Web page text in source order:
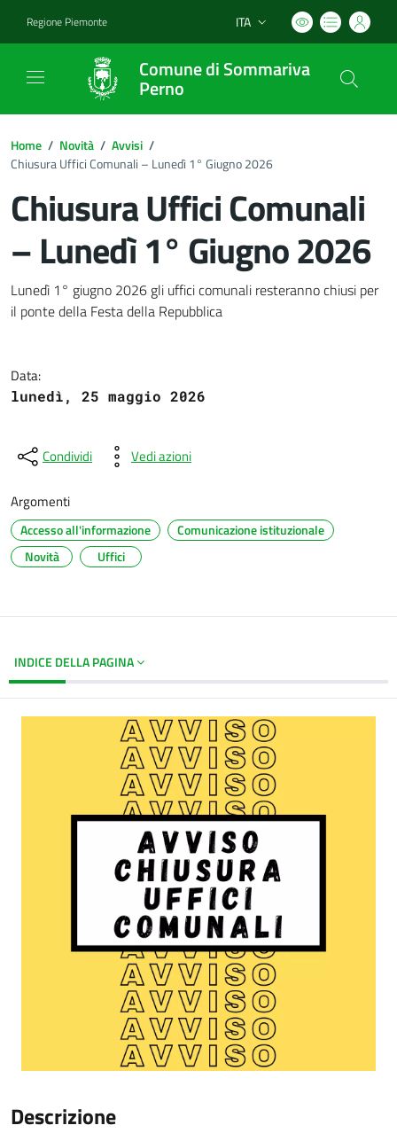
Regione Piemonte Lingua attiva:
ITA
Comune di Sommariva
Perno
Home / Novità / Avvisi /
Chiusura Uffici Comunali – Lunedì 1° Giugno 2026
Chiusura Uffici Comunali
– Lunedì 1° Giugno 2026
Dettagli del documento
Lunedì 1° giugno 2026 gli uffici comunali resteranno chiusi per
il ponte della Festa della Repubblica
Data:
lunedì, 25 maggio 2026
Condividi Vedi azioni
Argomenti
Accesso all'informazione
Comunicazione istituzionale
Novità
Uffici
INDICE DELLA PAGINA
Descrizione